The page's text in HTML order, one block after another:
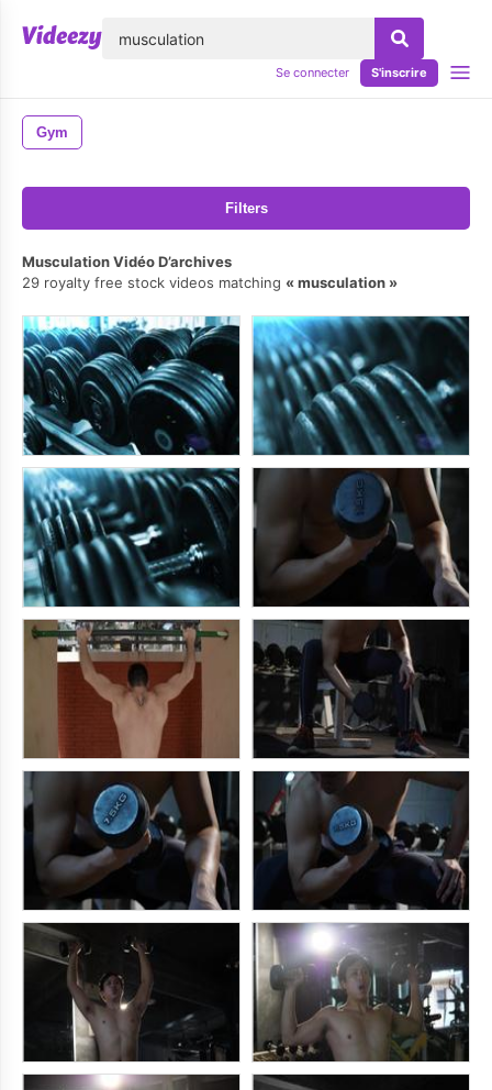
Se connecter S'inscrire
Gym
Filters
Musculation Vidéo D’archives
29 royalty free stock videos matching
musculation